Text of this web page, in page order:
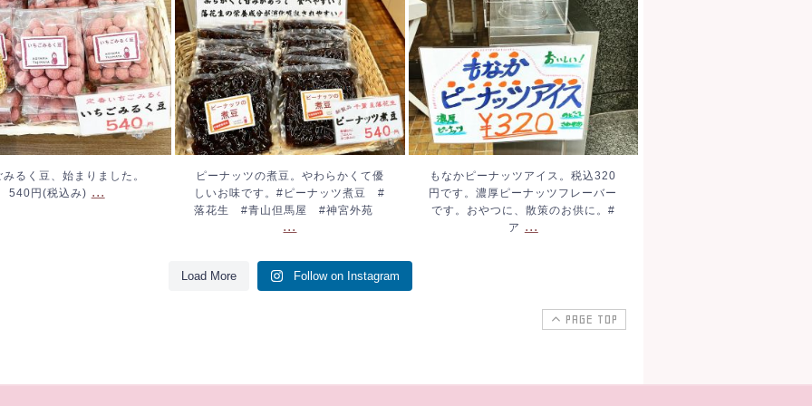
みるく豆、始まりました。
540円(税込み) ...
ーナッツ煮豆 #落花生 #
青山但馬屋 #神宮外苑...
ピーナッツの煮豆。やわらかくて優
しいお味です。#ピーナッツ煮豆 #
落花生 #青山但馬屋 #神宮外苑
...
ナッツフレーバーです。お
やつに、散策のお供に。#
...
もなかピーナッツアイス。税込320
円です。濃厚ピーナッツフレーバー
です。おやつに、散策のお供に。#
ア ...
Load More Follow on Instagram
PAGE TOP